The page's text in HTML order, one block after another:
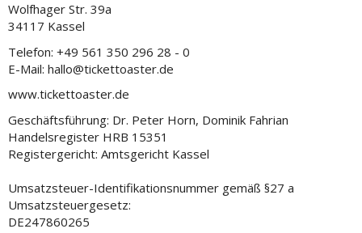
Wolfhager Str. 39a
34117 Kassel
Telefon: +49 561 350 296 28 - 0
E-Mail: hallo@tickettoaster.de
www.tickettoaster.de
Geschäftsführung: Dr. Peter Horn, Dominik Fahrian
Handelsregister HRB 15351
Registergericht: Amtsgericht Kassel
Umsatzsteuer-Identifikationsnummer gemäß §27 a
Umsatzsteuergesetz:
DE247860265